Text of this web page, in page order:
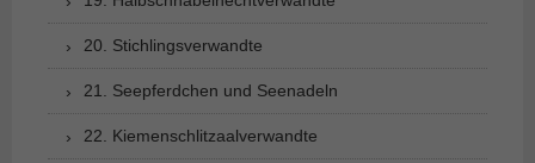
20. Stichlingsverwandte
21. Seepferdchen und Seenadeln
22. Kiemenschlitzaalverwandte